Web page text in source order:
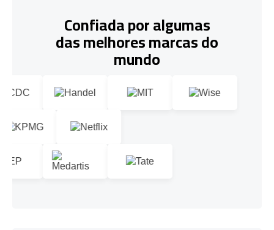
Confiada por algumas
das melhores marcas do
mundo